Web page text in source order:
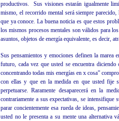
productivos.
Sus visiones estarán igualmente
mismo, el recorrido mental será siempre
que ya conoce. La buena noticia es que estos
los mismos procesos mentales son válidos para
asuntos, objetos de energía equivalente, es decir,
Sus pensamientos y emociones definen la marea
futuro, cada vez que usted se encuentra diciendo
concentrando todas mis energías en x cosa”
con ellas y que en la medida en que usted fije
perpetuarse. Raramente desaparecerá en la
contrariamente a sus expectativas, se intensifique
parar concientemente esa rueda de ideas,
usted no le presenta a su mente una alternativa